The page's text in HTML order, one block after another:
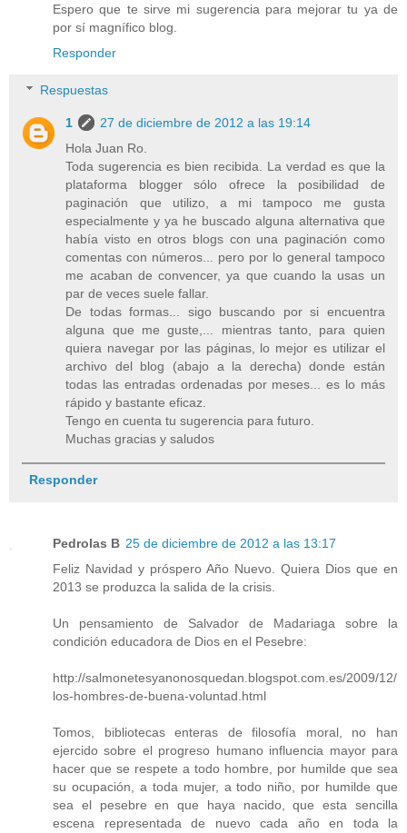
Espero que te sirve mi sugerencia para mejorar tu ya de
por sí magnífico blog.
Responder
Respuestas
1
27 de diciembre de 2012 a las 19:14
Hola Juan Ro.
Toda sugerencia es bien recibida. La verdad es que la
plataforma blogger sólo ofrece la posibilidad de
paginación que utilizo, a mi tampoco me gusta
especialmente y ya he buscado alguna alternativa que
había visto en otros blogs con una paginación como
comentas con números... pero por lo general tampoco
me acaban de convencer, ya que cuando la usas un
par de veces suele fallar.
De todas formas... sigo buscando por si encuentra
alguna que me guste,... mientras tanto, para quien
quiera navegar por las páginas, lo mejor es utilizar el
archivo del blog (abajo a la derecha) donde están
todas las entradas ordenadas por meses... es lo más
rápido y bastante eficaz.
Tengo en cuenta tu sugerencia para futuro.
Muchas gracias y saludos
Responder
Pedrolas B 25 de diciembre de 2012 a las 13:17
Feliz Navidad y próspero Año Nuevo. Quiera Dios que en
2013 se produzca la salida de la crisis.
Un pensamiento de Salvador de Madariaga sobre la
condición educadora de Dios en el Pesebre:
http://salmonetesyanonosquedan.blogspot.com.es/2009/12/
los-hombres-de-buena-voluntad.html
Tomos, bibliotecas enteras de filosofía moral, no han
ejercido sobre el progreso humano influencia mayor para
hacer que se respete a todo hombre, por humilde que sea
su ocupación, a toda mujer, a todo niño, por humilde que
sea el pesebre en que haya nacido, que esta sencilla
escena representada de nuevo cada año en toda la